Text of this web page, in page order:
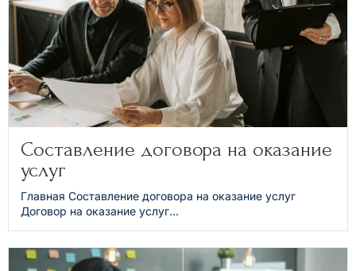
Составление договора на оказание
услуг
Главная Составление договора на оказание услуг
Договор на оказание услуг...